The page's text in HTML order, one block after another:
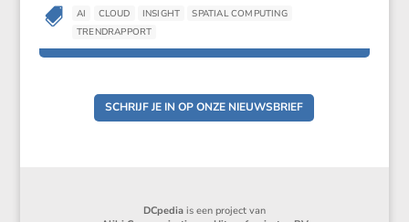
 AI CLOUD INSIGHT
SPATIAL COMPUTING
TRENDRAPPORT
SCHRIJF JE IN OP ONZE NIEUWSBRIEF
DCpedia is een project van